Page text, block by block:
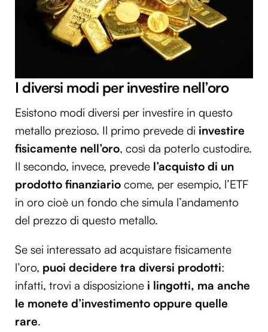
I diversi modi per investire nell’oro
Esistono modi diversi per investire in questo
metallo prezioso. Il primo prevede di investire
fisicamente nell’oro, così da poterlo custodire.
Il secondo, invece, prevede l’acquisto di un
prodotto finanziario come, per esempio, l’ETF
in oro cioè un fondo che simula l’andamento
del prezzo di questo metallo.
Se sei interessato ad acquistare fisicamente
l’oro, puoi decidere tra diversi prodotti:
infatti, trovi a disposizione i lingotti, ma anche
le monete d’investimento oppure quelle
rare.